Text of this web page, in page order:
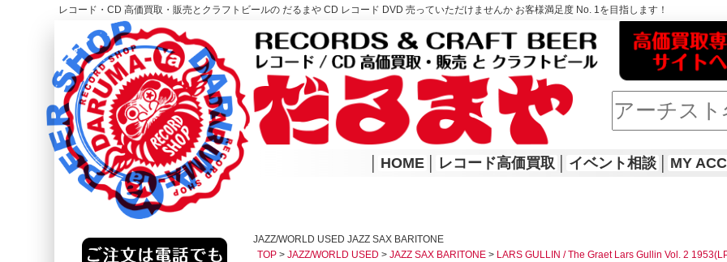
レコード・CD 高価買取・販売とクラフトビールの だるまや CD レコード DVD 売っていただけませんか お客様満足度 No. 1を目指します！
レコード高価買取はこちら
HOME
HOME レコード高価買取 イベント相談 MY
JAZZ/WORLD USED JAZZ SAX BARITONE
TOP > JAZZ/WORLD USED > JAZZ SAX BARITONE > LARS GULLIN / The Graet Lars Gullin Vol. 2